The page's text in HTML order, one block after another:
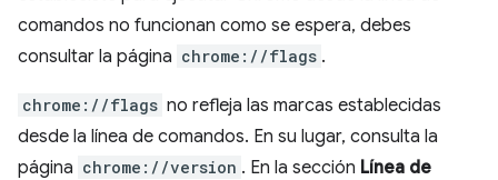
comandos no funcionan como se espera, debes
consultar la página chrome://flags .
chrome://flags no refleja las marcas establecidas
desde la línea de comandos. En su lugar, consulta la
página chrome://version . En la sección Línea de